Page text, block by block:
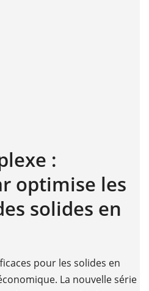
:
optimise les
solides en
pour les solides en
La nouvelle série